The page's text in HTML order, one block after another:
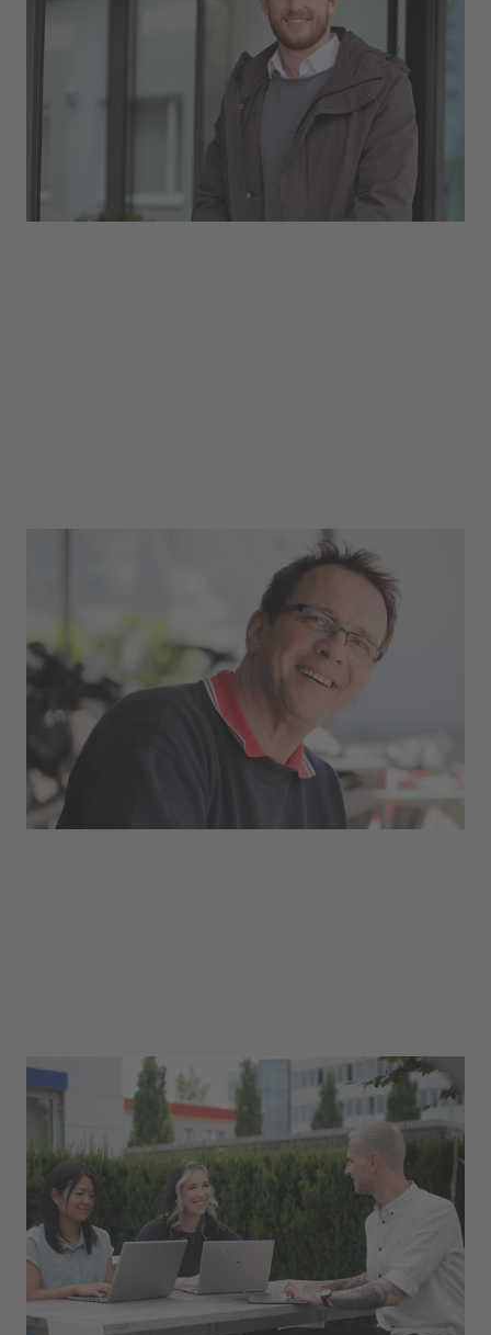
Mitarbeitenden aus dem Vertrieb! Sie kümmern
sich um den Verkauf der verschiedenen Sport-
und Arbeitssicherheitsprodukte. Dabei stehen
sie im engen Austausch mit den Kunden und
bauen langfristige Beziehungen auf – national
Um unsere uvex group Gebäude kümmert sich
das Team des Facility-Managements.
Entwickeln, bauen, warten, pflegen, instand
halten – sie halten den Laden am Laufen.
E-Commerce
In unseren E-Commerce Abteilungen finden sich
Content Manger, Customer Experience
Manager, Webentwickler und viele weitere
Positionen. In den kontinuierlich wachsenden
Abteilungen bestehen verschiedene
Möglichkeiten, bei der uvex group einzusteigen.